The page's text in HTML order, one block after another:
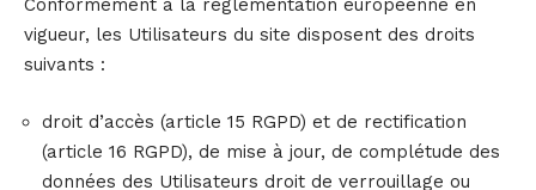
Conformément à la réglementation européenne en
vigueur, les Utilisateurs du site disposent des droits
suivants :
droit d’accès (article 15 RGPD) et de rectification
(article 16 RGPD), de mise à jour, de complétude des
données des Utilisateurs droit de verrouillage ou